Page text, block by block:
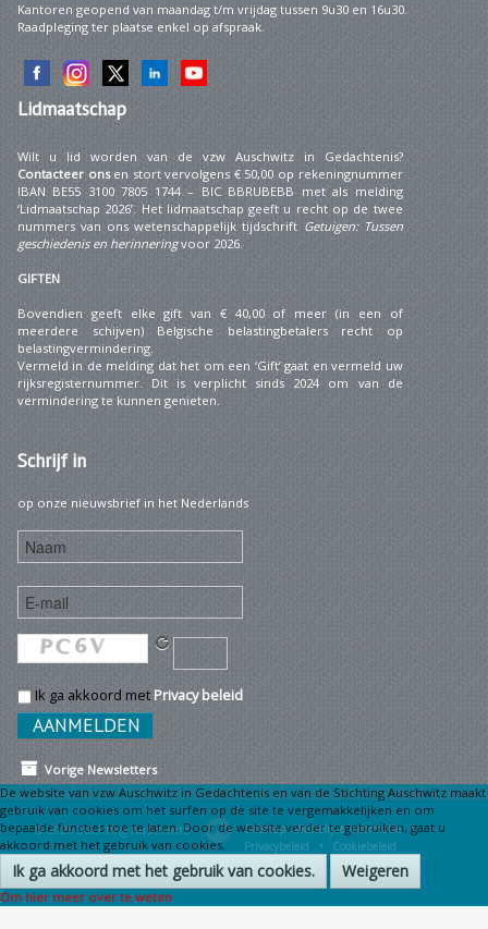
Kantoren geopend van maandag t/m vrijdag tussen 9u30 en 16u30.
Raadpleging ter plaatse enkel op afspraak.
Lidmaatschap
Wilt u lid worden van de vzw Auschwitz in Gedachtenis?
Contacteer onsen stort vervolgens € 50,00 op rekeningnummer
IBAN BE55 3100 7805 1744 – BIC BBRUBEBB met als melding
‘Lidmaatschap 2026’. Het lidmaatschap geeft u recht op de twee
nummers van ons wetenschappelijk tijdschrift Getuigen: Tussen
geschiedenis en herinneringvoor 2026.
GIFTEN
Bovendien geeft elke gift van € 40,00 of meer (in een of
meerdere schijven) Belgische belastingbetalers recht op
belastingvermindering.
Vermeld in de melding dat het om een ‘Gift’ gaat en vermeld uw
rijksregisternummer. Dit is verplicht sinds 2024 om van de
vermindering te kunnen genieten.
Schrijfin
op onze nieuwsbrief in het Nederlands
Ik ga akkoord metPrivacy beleid
Vorige Newsletters
Sitemap Wettelijke informatie •
Privacybeleid •
Cookiebeleid
© 2026 Stichting Auschwitz
De website van vzw Auschwitz in Gedachtenis en van de Stichting Auschwitz maakt
gebruik van cookies om het surfen op de site te vergemakkelijken en om
bepaalde functies toe te laten. Door de website verder te gebruiken, gaat u
akkoord met het gebruik van cookies.
Ik ga akkoord met het gebruik van cookies. Weigeren
Om hier meer over te weten